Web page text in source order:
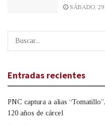
SÁBADO, 29
Entradas recientes
PNC captura a alias
120 años de cárcel